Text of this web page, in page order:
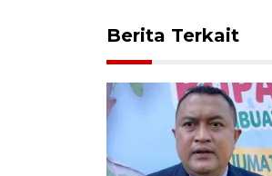
Berita Terkait